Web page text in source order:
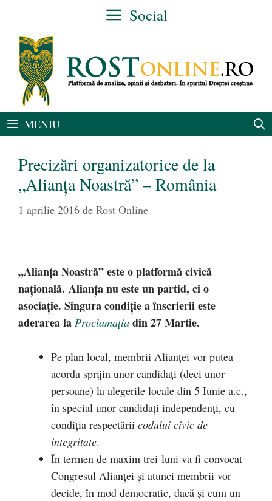
conținut
Social
MENIU
Precizări organizatorice de la
„Alianţa Noastră” – România
1 aprilie 2016 de Rost Online
„Alianța Noastră” este o platformă civică
națională. Alianța nu este un partid, ci o
asociație. Singura condiție a înscrierii este
aderarea la Proclamaţia din 27 Martie.
Pe plan local, membrii Alianței vor putea
acorda sprijin unor candidați (deci unor
persoane) la alegerile locale din 5 Iunie a.c.,
în special unor candidați independenți, cu
condiția respectării codului civic de
integritate.
În termen de maxim trei luni va fi convocat
Congresul Alianței și atunci membrii vor
decide, în mod democratic, dacă și cum un